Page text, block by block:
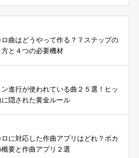
ロ曲はどうやって作る？７ステップの
方と４つの必要機材
ン進行が使われている曲２５選！ヒッ
に隠された黄金ルール
ロに対応した作曲アプリはどれ？ボカ
概要と作曲アプリ２選